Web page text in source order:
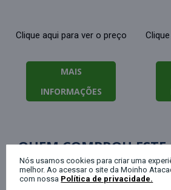
Clique aqui para ver o preço
MAIS
INFORMAÇÕES
QUEM COMPROU
Nós usamos cookies para criar uma
melhor. Ao acessar o site da Moinho
com nossa Política de privacidade.